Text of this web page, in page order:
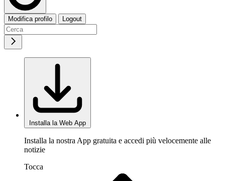
Modifica profilo Logout
Installa la Web App
Installa la nostra App gratuita e accedi più velocemente alle
notizie
Tocca